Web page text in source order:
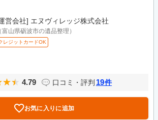
営会社] エヌヴィレッジ株式会社
（富山県砺波市の遺品整理）
レジットカードOK
4.79 口コミ・評判 19件
お気に入りに追加